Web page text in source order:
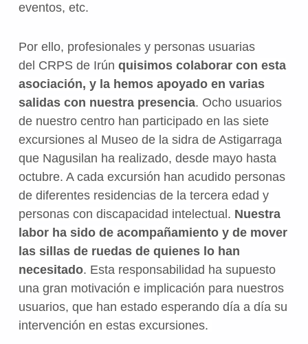
eventos, etc.
Por ello, profesionales y personas usuarias
del CRPS de Irún quisimos colaborar con esta
asociación, y la hemos apoyado en varias
salidas con nuestra presencia. Ocho usuarios
de nuestro centro han participado en las siete
excursiones al Museo de la sidra de Astigarraga
que Nagusilan ha realizado, desde mayo hasta
octubre. A cada excursión han acudido personas
de diferentes residencias de la tercera edad y
personas con discapacidad intelectual. Nuestra
labor ha sido de acompañamiento y de mover
las sillas de ruedas de quienes lo han
necesitado. Esta responsabilidad ha supuesto
una gran motivación e implicación para nuestros
usuarios, que han estado esperando día a día su
intervención en estas excursiones.